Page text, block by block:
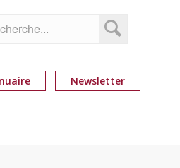
Newsletter